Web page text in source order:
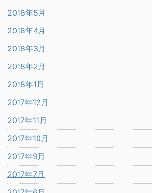
2018年5月
2018年4月
2018年3月
2018年2月
2018年1月
2017年12月
2017年11月
2017年10月
2017年9月
2017年7月